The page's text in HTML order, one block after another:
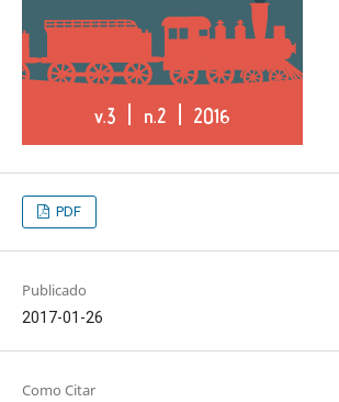
PDF
Publicado
2017-01-26
Como Citar